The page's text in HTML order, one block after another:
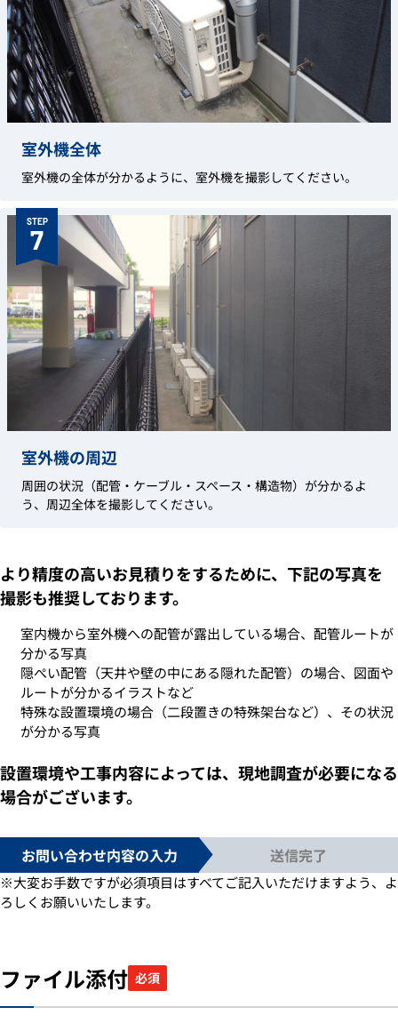
室外機全体
室外機の全体が分かるように、室外機を撮影してください。
STEP
7
室外機の周辺
周囲の状況（配管・ケーブル・スペース・構造物）が分かるよ
う、周辺全体を撮影してください。
より精度の高いお見積りをするために、下記の写真を
撮影も推奨しております。
室内機から室外機への配管が露出している場合、配管ルートが
分かる写真
隠ぺい配管（天井や壁の中にある隠れた配管）の場合、図面や
ルートが分かるイラストなど
特殊な設置環境の場合（二段置きの特殊架台など）、その状況
が分かる写真
設置環境や工事内容によっては、現地調査が必要になる
場合がございます。
お問い合わせ内容の入力 送信完了
※大変お手数ですが必須項目はすべてご記入いただけますよう、よ
ろしくお願いいたします。
ファイル添付 必須